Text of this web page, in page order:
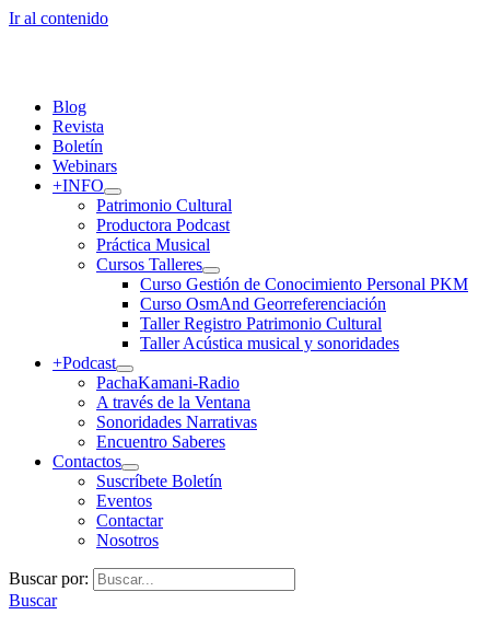
Ir al contenido
Blog
Revista
Boletín
Webinars
+INFO
Patrimonio Cultural
Productora Podcast
Práctica Musical
Cursos Talleres
Curso Gestión de Conocimiento Personal PKM
Curso OsmAnd Georreferenciación
Taller Registro Patrimonio Cultural
Taller Acústica musical y sonoridades
+Podcast
PachaKamani-Radio
A través de la Ventana
Sonoridades Narrativas
Encuentro Saberes
Contactos
Suscríbete Boletín
Eventos
Contactar
Nosotros
Buscar por:
Buscar